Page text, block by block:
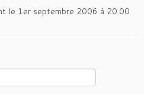
le 1er septembre 2006 à 20.00